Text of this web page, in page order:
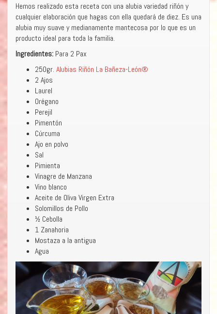
Hemos realizado esta receta con una alubia variedad riñón y
cualquier elaboración que hagas con ella quedará de diez. Es una
alubia muy suave y medianamente mantecosa por lo que es un
producto ideal para toda la familia.
Ingredientes: Para 2 Pax
250gr. Alubias Riñón La Bañeza-León®
2 Ajos
Laurel
Orégano
Perejil
Pimentón
Cúrcuma
Ajo en polvo
Sal
Pimienta
Vinagre de Manzana
Vino blanco
Aceite de Oliva Virgen Extra
Solomillos de Pollo
½ Cebolla
1 Zanahoria
Mostaza a la antigua
Agua